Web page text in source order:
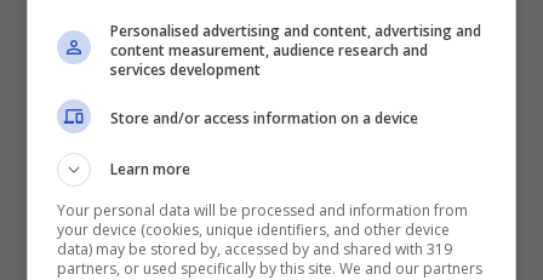
La partitasarà diretta dall’arbitro Di Bello
e si prospetta come un
con l’Empoli che cercherà di sfruttare il
fattore casalingo
bianconeri. Per la Juventus, questa sarà
un’occasione importante prima di tuffarsi
Personalised advertising and content, advertising and
content measurement, audience research and
services development
Store and/or access information on a device
Learn more
Your personal data will be processed and information from
your device (cookies, unique identifiers, and other device
data) may be stored by, accessed by and shared with 319
partners, or used specifically by this site. We and our partners